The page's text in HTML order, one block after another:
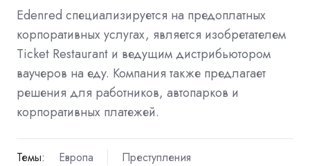
Edenred специализируется на предоплатных
корпоративных услугах, является изобретателем
Ticket Restaurant и ведущим дистрибьютором
ваучеров на еду. Компания также предлагает
решения для работников, автопарков и
корпоративных платежей.
Темы: Европа Преступления